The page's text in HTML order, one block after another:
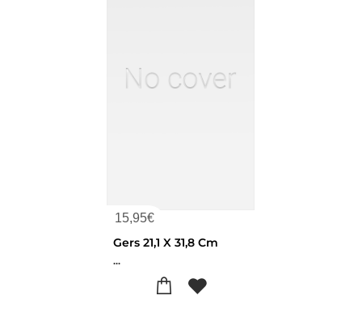
15,95€
Gers 21,1 X 31,8 Cm
...